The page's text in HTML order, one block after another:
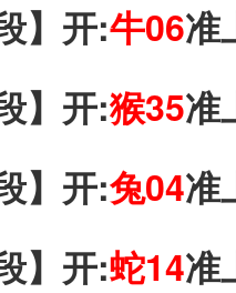
】开:牛06准
】开:猴35准
】开:兔04准
】开:蛇14准